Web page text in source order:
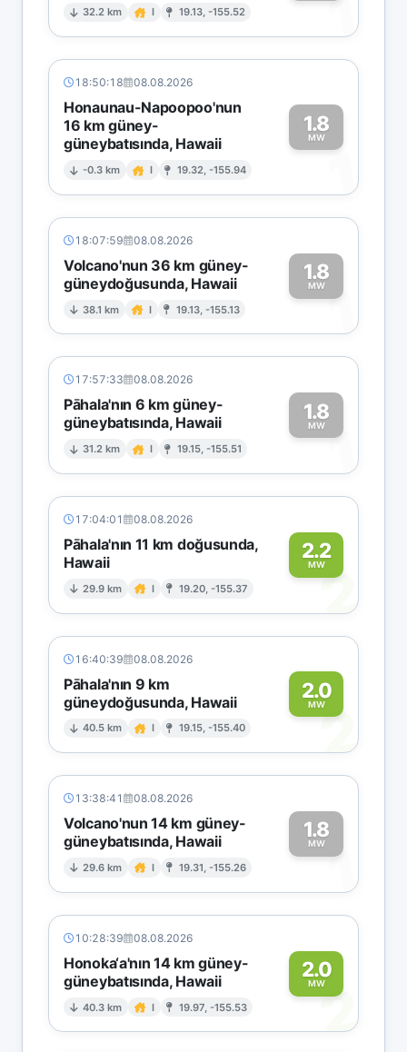
32.2 km I 19.13, -155.52 1
18:50:18 08.08.2026
Honaunau-Napoopoo'nun
16 km güney-
güneybatısında, Hawaii
-0.3 km I 19.32, -155.94
1.8
MW
1
18:07:59 08.08.2026
Volcano'nun 36 km güney-
güneydoğusunda, Hawaii
38.1 km I 19.13, -155.13
1.8
MW1
17:57:33 08.08.2026
Pāhala'nın 6 km güney-
güneybatısında, Hawaii
31.2 km I 19.15, -155.51
1.8
MW1
17:04:01 08.08.2026
Pāhala'nın 11 km doğusunda,
Hawaii
29.9 km I 19.20, -155.37
2.2
MW2
16:40:39 08.08.2026
Pāhala'nın 9 km
güneydoğusunda, Hawaii
40.5 km I 19.15, -155.40
2.0
MW2
13:38:41 08.08.2026
Volcano'nun 14 km güney-
güneybatısında, Hawaii
29.6 km I 19.31, -155.26
1.8
MW1
10:28:39 08.08.2026
Honoka‘a'nın 14 km güney-
güneybatısında, Hawaii
40.3 km I 19.97, -155.53
2.0
MW2